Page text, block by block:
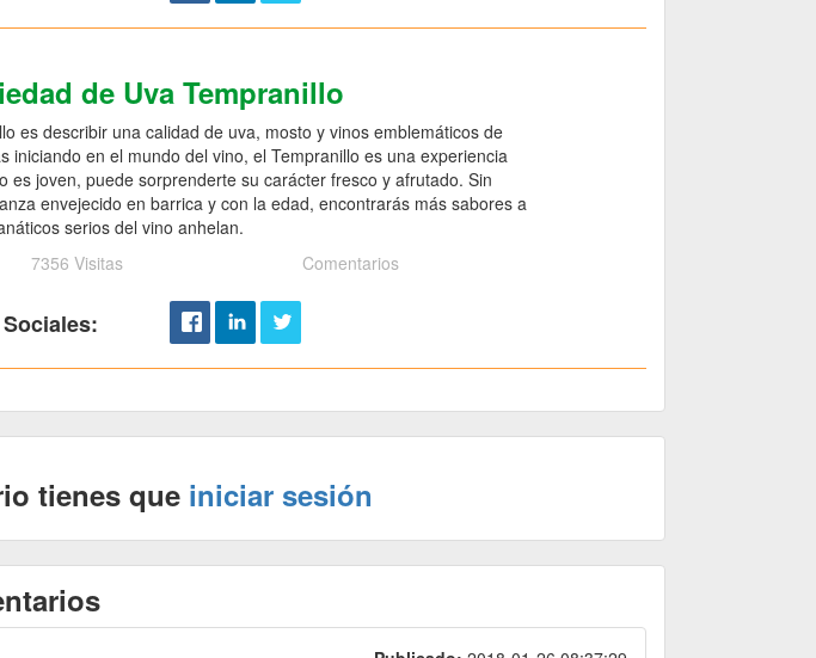
de Uva Tempranillo
es describir una calidad de uva, mosto y vinos emblemáticos de
iniciando en el mundo del vino, el Tempranillo es una experiencia
es joven, puede sorprenderte su carácter fresco y afrutado. Sin
envejecido en barrica y con la edad, encontrarás más sabores a
serios del vino anhelan.
7356 Visitas Comentarios
tienes que iniciar sesión